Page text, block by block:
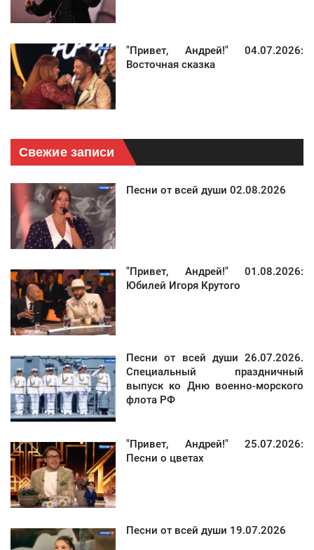
Свежие записи
Песни от всей души 02.08.2026
"Привет, Андрей!" 01.08.2026:
Юбилей Игоря Крутого
Песни от всей души 26.07.2026.
Специальный праздничный
выпуск ко Дню военно-морского
флота РФ
"Привет, Андрей!" 25.07.2026:
Песни о цветах
Песни от всей души 19.07.2026
"Привет, Андрей!" 04.07.2026:
Восточная сказка